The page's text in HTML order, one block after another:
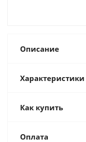
Описание
Характеристики
Как купить
Оплата